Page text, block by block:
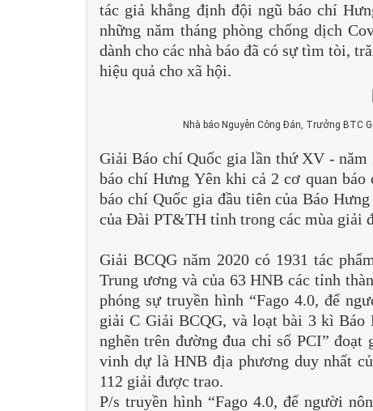
tác giả khẳng định đội ngũ báo chí
những năm tháng phòng chống dịch
dành cho các nhà báo đã có sự tìm tòi,
hiệu quả cho xã hội.
Nhà báo Nguyễn Công Đán, Trưởng BTC
Giải Báo chí Quốc gia lần thứ XV - năm
báo chí Hưng Yên khi cả 2 cơ quan
báo chí Quốc gia đầu tiên của Báo
của Đài PT&TH tỉnh trong các mùa giải
Giải BCQG năm 2020 có 1931 tác
Trung ương và của 63 HNB các tỉnh
phóng sự truyền hình “Fago 4.0, để
giải C Giải BCQG, và loạt bài 3 kì Báo
nghẽn trên đường đua chỉ số PCI”
vinh dự là HNB địa phương duy nhất
112 giải được trao.
P/s truyền hình “Fago 4.0, để người